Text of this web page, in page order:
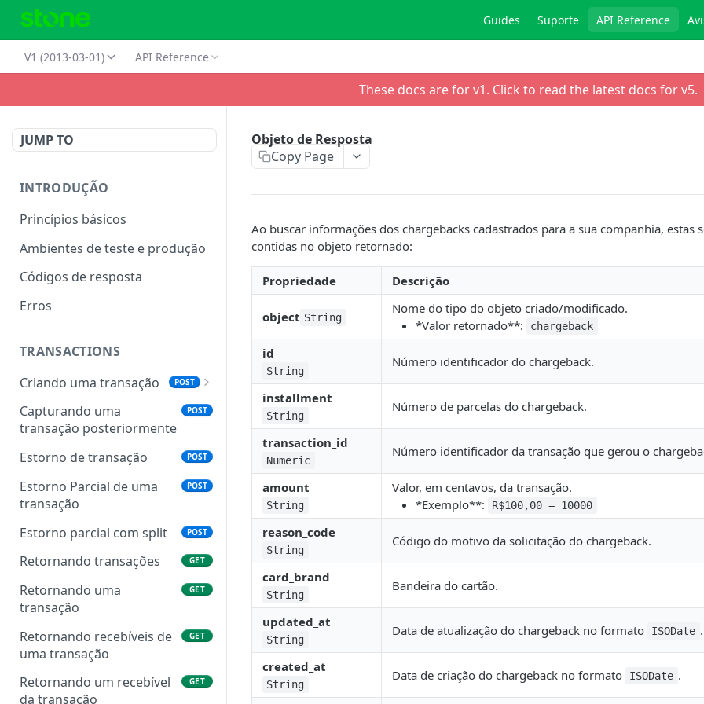
Guides Suporte API Reference
V1 (2013-03-01) API Reference
These docs are for v1. Click to read the latest docs for v5.
JUMP TO
INTRODUÇÃO
Princípios básicos
Ambientes de teste e produção
Códigos de resposta
Erros
TRANSACTIONS
Criando uma transação
POST
Objeto Transação
Status das transações
Capturando uma
transação posteriormente
POST
Estorno de transação POST
Estorno Parcial de uma
transação
POST
Estorno parcial com split POST
Retornando transações GET
Retornando uma
transação
GET
Retornando recebíveis de
uma transação
GET
Retornando um recebível
da transação
GET
Objeto de Resposta
Copy Page
Ao buscar informações dos chargebacks cadastrados para a sua companhia, estas
contidas no objeto retornado:
Propriedade Descrição
object String
Nome do tipo do objeto criado/modificado.
*Valor retornado**:
chargeback
id
String
Número identificador do chargeback.
installment
String
Número de parcelas do chargeback.
transaction_id
Numeric
Número identificador da transação que gerou o
amount
String
Valor, em centavos, da transação.
*Exemplo**:
R$100,00 = 10000
reason_code
String
Código do motivo da solicitação do chargeback.
card_brand
String
Bandeira do cartão.
updated_at
String
Data de atualização do chargeback no formato ISODate .
created_at
String
Data de criação do chargeback no formato ISODate .